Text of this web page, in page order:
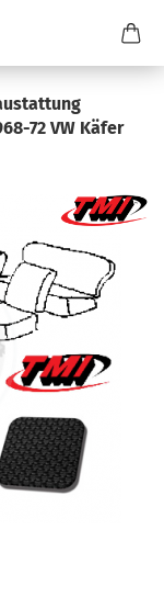
72 VW Käfer